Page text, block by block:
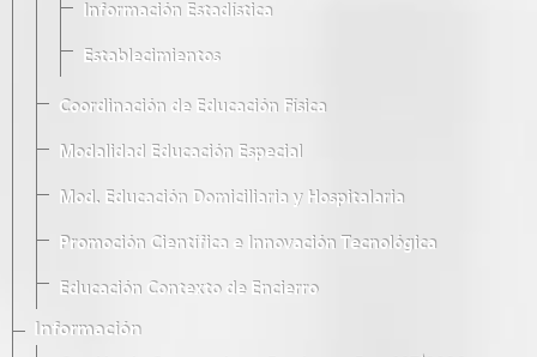
Información Estadística
Establecimientos
Coordinación de Educación Física
Modalidad Educación Especial
Mod. Educación Domiciliaria y Hospitalaria
Promoción Científica e Innovación Tecnológica
Educación Contexto de Encierro
Información